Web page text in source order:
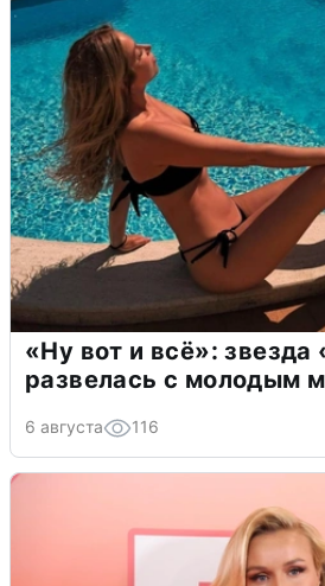
«Ну вот и всё»:
развелась с молодым
6 августа 116